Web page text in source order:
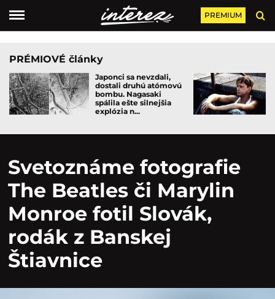
PREMIUM
PRÉMIOVÉ články
Japonci sa nevzdali,
dostali druhú atómovú
bombu. Nagasaki
spálila ešte silnejšia
explózia n...
Svetoznáme fotografie
The Beatles či Marylin
Monroe fotil Slovák,
rodák z Banskej
Štiavnice